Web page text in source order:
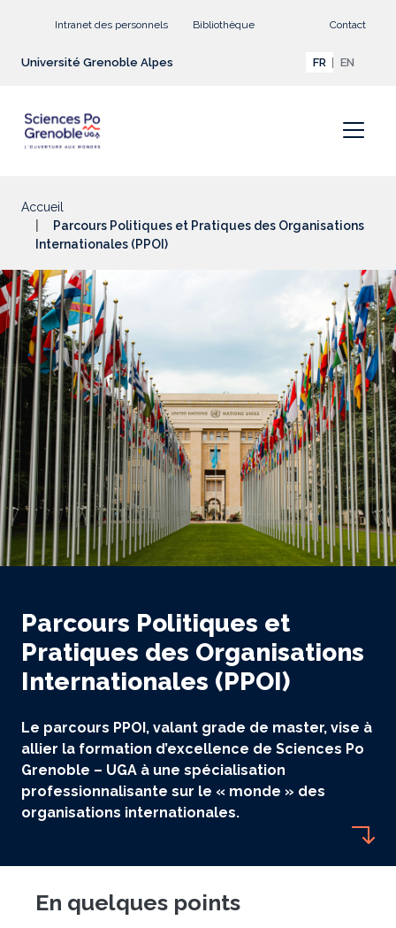
Intranet des personnels Bibliothèque Contact
Université Grenoble Alpes FR EN
Accueil
Parcours Politiques et Pratiques des Organisations
Internationales (PPOI)
Parcours Politiques et
Pratiques des Organisations
Internationales (PPOI)
Le parcours PPOI, valant grade de master, vise à
allier la formation d’excellence de Sciences Po
Grenoble – UGA à une spécialisation
professionnalisante sur le « monde » des
organisations internationales.
En quelques points